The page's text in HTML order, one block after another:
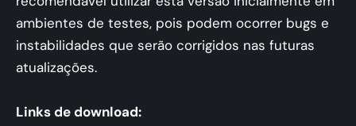
ambientes de testes, pois podem ocorrer bugs e
instabilidades que serão corrigidos nas futuras
atualizações.
Links de download: